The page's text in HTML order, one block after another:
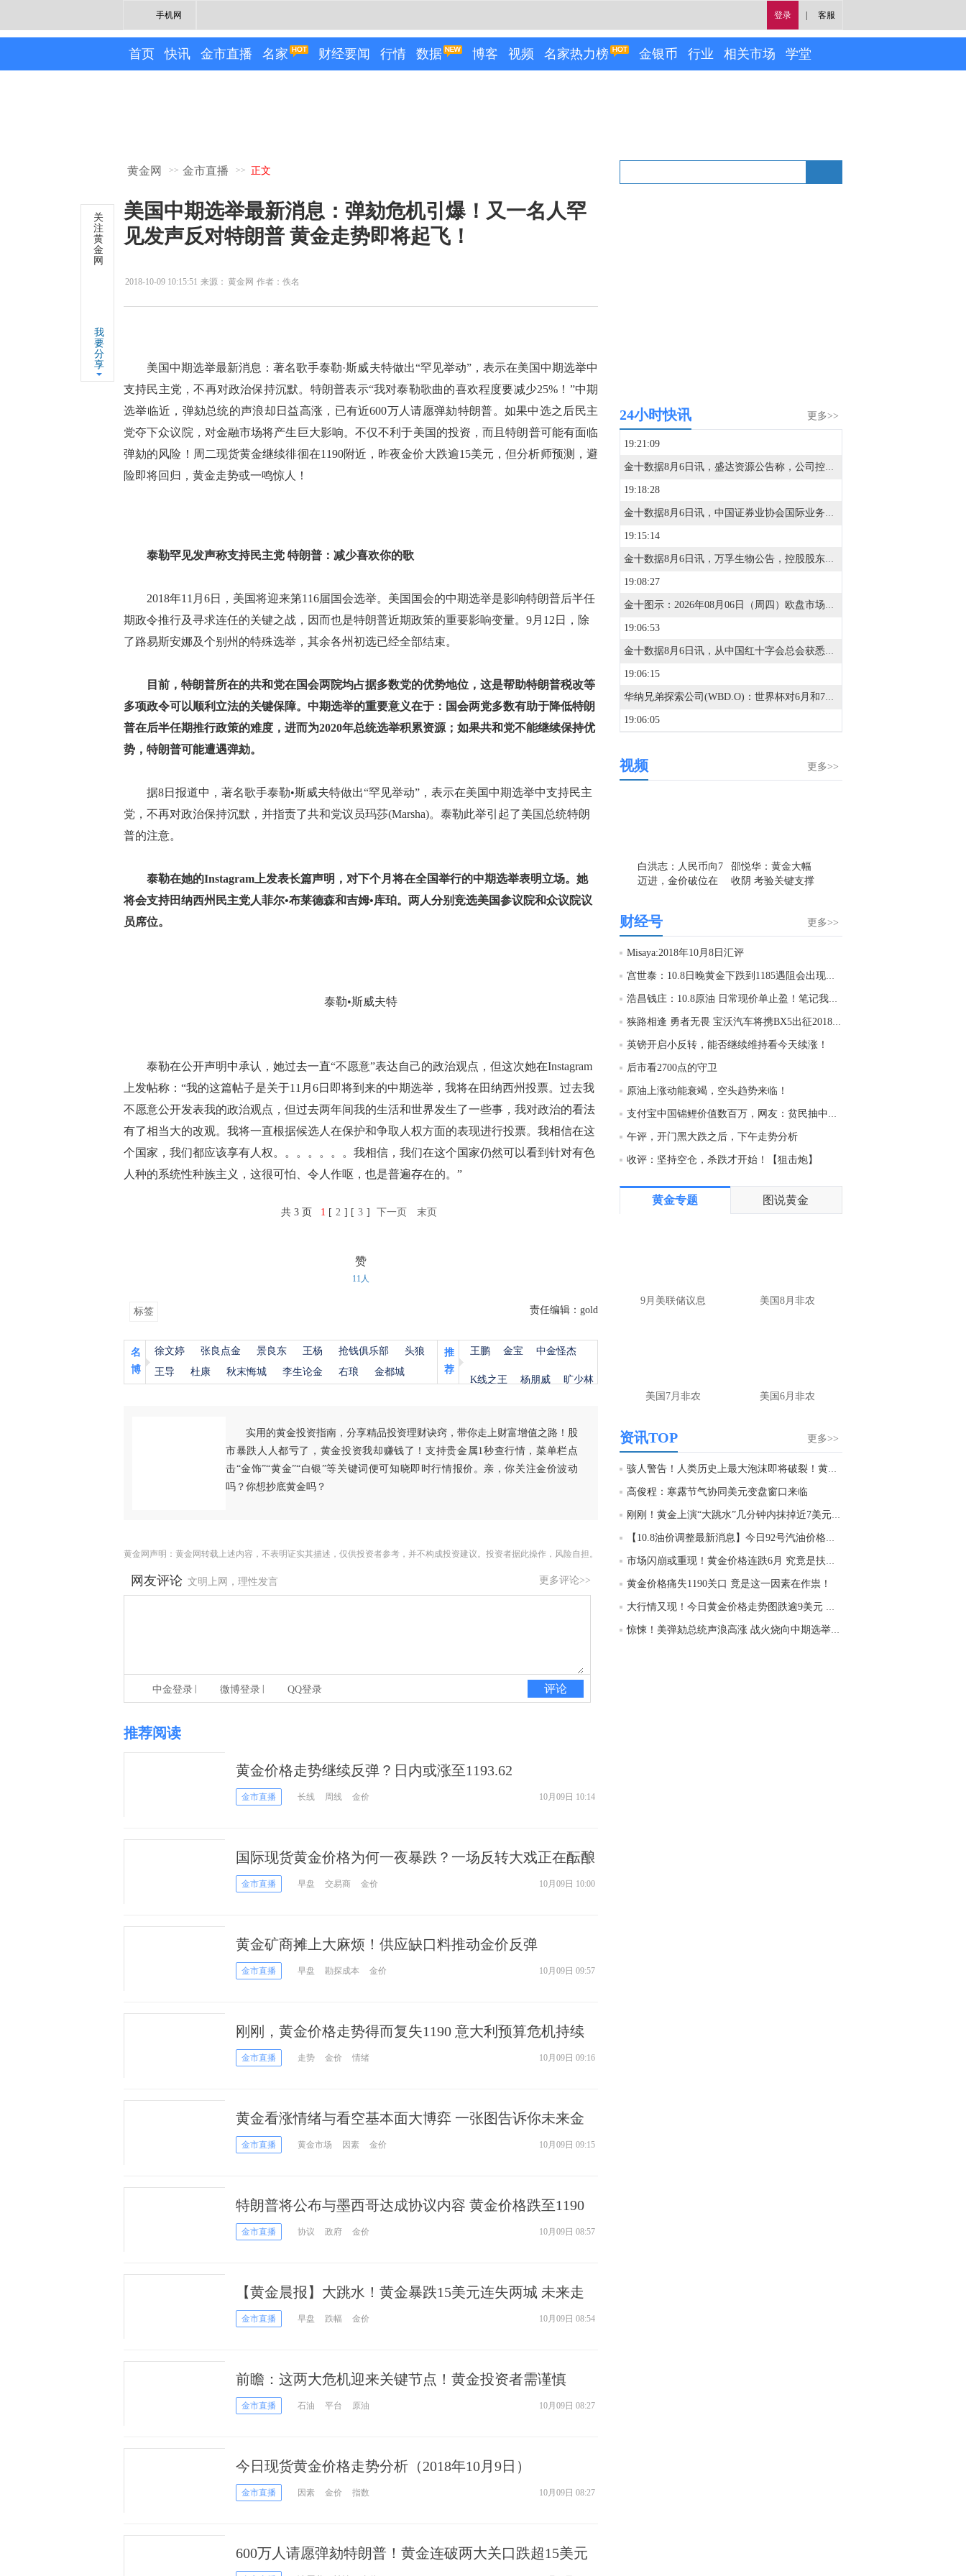
登录 客服
手机网
首页 快讯 金市直播 名家 财经要闻 行情 数据 博客 视频 名家热力榜 金银币 行业 相关市场 学堂
黄金网 >> 金市直播 >> 正文
美国中期选举最新消息：弹劾危机引爆！又一名人罕
见发声反对特朗普 黄金走势即将起飞！
2018-10-09 10:15:51 来源： 黄金网 作者：佚名
关
注
黄
金
网
我
要
分
享
美国中期选举最新消息：著名歌手泰勒·斯威夫特做出“罕见举动”，表示在美国中期选举中
支持民主党，不再对政治保持沉默。特朗普表示“我对泰勒歌曲的喜欢程度要减少25%！”中期
选举临近，弹劾总统的声浪却日益高涨，已有近600万人请愿弹劾特朗普。如果中选之后民主
党夺下众议院，对金融市场将产生巨大影响。不仅不利于美国的投资，而且特朗普可能有面临
弹劾的风险！周二现货黄金继续徘徊在1190附近，昨夜金价大跌逾15美元，但分析师预测，避
险即将回归，黄金走势或一鸣惊人！
泰勒罕见发声称支持民主党 特朗普：减少喜欢你的歌
2018年11月6日，美国将迎来第116届国会选举。美国国会的中期选举是影响特朗普后半任
期政令推行及寻求连任的关键之战，因而也是特朗普近期政策的重要影响变量。9月12日，除
了路易斯安娜及个别州的特殊选举，其余各州初选已经全部结束。
目前，特朗普所在的共和党在国会两院均占据多数党的优势地位，这是帮助特朗普税改等
多项政令可以顺利立法的关键保障。中期选举的重要意义在于：国会两党多数有助于降低特朗
普在后半任期推行政策的难度，进而为2020年总统选举积累资源；如果共和党不能继续保持优
势，特朗普可能遭遇弹劾。
据8日报道中，著名歌手泰勒•斯威夫特做出“罕见举动”，表示在美国中期选举中支持民主
党，不再对政治保持沉默，并指责了共和党议员玛莎(Marsha)。泰勒此举引起了美国总统特朗
普的注意。
泰勒在她的Instagram上发表长篇声明，对下个月将在全国举行的中期选举表明立场。她
将会支持田纳西州民主党人菲尔•布莱德森和吉姆•库珀。两人分别竞选美国参议院和众议院议
员席位。
泰勒•斯威夫特
泰勒在公开声明中承认，她过去一直“不愿意”表达自己的政治观点，但这次她在Instagram
上发帖称：“我的这篇帖子是关于11月6日即将到来的中期选举，我将在田纳西州投票。过去我
不愿意公开发表我的政治观点，但过去两年间我的生活和世界发生了一些事，我对政治的看法
有了相当大的改观。我将一直根据候选人在保护和争取人权方面的表现进行投票。我相信在这
个国家，我们都应该享有人权。。。。。。。我相信，我们在这个国家仍然可以看到针对有色
人种的系统性种族主义，这很可怕、令人作呕，也是普遍存在的。”
共 3 页 1 [ 2 ] [ 3 ] 下一页 末页
赞
11人
标签 责任编辑：gold
名
博
徐文婷 张良点金 景良东 王杨 抢钱俱乐部
头狼
王导
杜康 秋末悔城 李生论金 右琅 金都城
推
荐
王鹏 金宝 中金怪杰
K线之王 杨朋威 旷少林
实用的黄金投资指南，分享精品投资理财诀窍，带你走上财富增值之路！股
市暴跌人人都亏了，黄金投资我却赚钱了！支持贵金属1秒查行情，菜单栏点
击“金饰”“黄金”“白银”等关键词便可知晓即时行情报价。亲，你关注金价波动
吗？你想抄底黄金吗？
黄金网声明：黄金网转载上述内容，不表明证实其描述，仅供投资者参考，并不构成投资建议。投资者据此操作，风险自担。
更多评论>>
网友评论 文明上网，理性发言
评论
中金登录 微博登录 QQ登录
推荐阅读
黄金价格走势继续反弹？日内或涨至1193.62
金市直播 长线 周线 金价 10月09日 10:14
国际现货黄金价格为何一夜暴跌？一场反转大戏正在酝酿
之中！
金市直播 早盘 交易商 金价 10月09日 10:00
黄金矿商摊上大麻烦！供应缺口料推动金价反弹
金市直播 早盘 勘探成本 金价 10月09日 09:57
刚刚，黄金价格走势得而复失1190 意大利预算危机持续
大爆发！
金市直播 走势 金价 情绪 10月09日 09:16
黄金看涨情绪与看空基本面大博弈 一张图告诉你未来金
价反弹的可能性！
金市直播 黄金市场 因素 金价 10月09日 09:15
特朗普将公布与墨西哥达成协议内容 黄金价格跌至1190
关口下方
金市直播 协议 政府 金价 10月09日 08:57
【黄金晨报】大跳水！黄金暴跌15美元连失两城 未来走
势看这一关键位！
金市直播 早盘 跌幅 金价 10月09日 08:54
前瞻：这两大危机迎来关键节点！黄金投资者需谨慎
金市直播 石油 平台 原油 10月09日 08:27
今日现货黄金价格走势分析（2018年10月9日）
金市直播 因素 金价 指数 10月09日 08:27
600万人请愿弹劾特朗普！黄金连破两大关口跌超15美元
更多>>
24小时快讯
19:21:09
金十数据8月6日讯，盛达资源公告称，公司控股子公司银都矿业收到内蒙古工信厅通知，其拜仁达坝银多金属矿90万吨/年采矿技改工程项目获得核准。银都矿业拜仁达坝银多金属矿90万吨/年采矿技改工程项目建设过程中，原90万吨/年的生产能力不受影响，将继续正常开采。公司将积极推进银都矿业拜仁达坝银多金属矿90万吨/年采矿技改工程项目建设工作，力争尽快实现经济效益落地。
19:18:28
金十数据8月6日讯，中国证券业协会国际业务专业委员会主任委员（扩大）会议8月3日在北京召开。会议围绕加快建设中国特色一流投资银行和投资机构的目标要求，通报了上半年委员会推动“数据跨境”“资金跨境”等重点工作的阶段性进展；集中研讨了下半年系列重点研究方向，包括国际大型全能投行发展路径和模式借鉴、国际精品特色投行和特色服务商发展、海外投资银行国际化战略与管理模式、海外证券公司功能性发挥、国际证券经营机构监管体系、证券公司利用自贸区试点实现高质量发展等主题。下一步，委员会将在监管部门的支持和指导下，持续深入贯彻落实“推动加快建设中国特色一流投资银行与投资机构”的相关工作部署，形成高质量行业研究成果与政策建议，实现从“找出问题”到“解决问题”的转化，切实为行业解难题、办实事，推动证券行业国际化发展迈上新台阶。
19:15:14
金十数据8月6日讯，万孚生物公告，控股股东、实际控制人王继华女士此前计划在2026年7月28日起3个月内增持公司股份，拟增持金额不低于2000万元且不超过4000万元。截至本公告披露日，该增持计划已实施完成，王继华通过集中竞价方式累计增持公司股份115.6万股，占公司总股本的0.2470%，增持金额为人民币2004.41万元（不含交易费用）。增持后，王继华直接持股比例由10.59%增至10.84%，王继华、李文美夫妻合计持股比例由31.50%增至31.74%。
19:08:27
金十图示：2026年08月06日（周四）欧盘市场行情一览
19:06:53
金十数据8月6日讯，从中国红十字会总会获悉，针对黑龙江、陕西等地洪涝灾害和救灾需求，中国红十字会总会均启动四级应急响应。据悉，中国红十字会已向黑龙江受灾地区调拨赈济家庭包、冲锋衣、毛巾被、棉被等救灾物资共9000件，向陕西受灾地区调拨毛巾被、冲锋衣等救灾物资共5000件，用于支持当地受灾群众转移安置和生活保障工作。（央视新闻）
19:06:15
华纳兄弟探索公司(WBD.O)：世界杯对6月和7月国际市场的观众份额和广告支出产生了负面影响。
19:06:05
19:03:48
金十数据8月6日讯，恒瑞医药公告，公司子公司苏州盛迪亚生物医药有限公司收到国家药品监督管理局通知，注射用瑞康曲妥珠单抗第三项适应症获批上市，成为中国首个获批用于结直肠癌的抗HER2产品。本次获批适应症为用于经奥沙利铂、氟尿嘧啶和伊立替康治疗失败的HER2阳性结直肠癌成人患者。该药品已在国内获批两项适应症，目前已有11项适应症被纳入突破性治疗品种名单，相关项目累计研发投入约21.44亿元(未经审计)。
18:55:56
18:55:51
金十数据8月6日讯，据英国央行的一项分析，开发和使用人工智能的英国企业生产率正在提高，但这种增长是以牺牲就业为代价的。英国央行工作人员在博客文章中指出，与疫情前的十年相比，软件和IT咨询公司对年度生产率增长的贡献增加了十倍，在2023年至2025年期间贡献了0.1个百分点。与此同时，信息服务提供商在此期间从生产率的拖累因素转变为推动力。英国央行发现，采用人工智能的企业生产率也在不断提高，特别是在办公室行政和商业服务等行业，这些行业中的重复性任务（如安排会议或处理发票）非常适合实现自动化。然而，劳动生产率的提升在一定程度上是以就业机会减少为代价的。英国央行的另一篇博客文章指出，在过去三年中，受人工智能影响最大的职业的职位空缺减少了15%，而受影响程度中等的职业和受影响程度较低的职业的职位空缺分别减少了10%和6%。客户服务和行政岗位尤其容易受到人工智能的影响，其职位空缺降幅最为显著，减少了20%以上。
18:53:23
18:50:42
金十数据8月6日讯，据知情人士透露，德国政府正在考虑是否提名德国央行行长内格尔担任欧洲央行行长一职。由于外界猜测现任行长拉加德可能提前离任，内格尔的候选资格已成为柏林内部讨论的核心议题。鉴于内格尔是德国竞逐这一职位的主要人选，如果政府不支持他，实际上可能等同于放弃德国的竞选机会。知情人士称，德国政府官员认为内格尔当选的可能性较低，但仍认为推动其参选是一项值得尝试的策略，因为即便竞选失败，也能为德国争取其他重要职位提供筹码，例如欧洲央行首席经济学家一职。此次人事任命很可能是未来几个月欧元区各国政府面临的最重大的人事抉择，内格尔本人已表示对这一机会持开放态度。
18:48:40
更多>>
视频
白洪志：人民币向7
迈进，金价破位在
邵悦华：黄金大幅
收阴 考验关键支撑
更多>>
财经号
Misaya:2018年10月8日汇评
宫世泰：10.8日晚黄金下跌到1185遇阻会出现小反弹？
浩昌钱庄：10.8原油 日常现价单止盈！笔记我的思路！
狭路相逢 勇者无畏 宝沃汽车将携BX5出征2018中国量产车
英镑开启小反转，能否继续维持看今天续涨！
后市看2700点的守卫
原油上涨动能衰竭，空头趋势来临！
支付宝中国锦鲤价值数百万，网友：贫民抽中也享受不了！
午评，开门黑大跌之后，下午走势分析
收评：坚持空仓，杀跌才开始！【狙击炮】
黄金专题 图说黄金
9月美联储议息 美国8月非农
美国7月非农 美国6月非农
更多>>
资讯TOP
骇人警告！人类历史上最大泡沫即将破裂！黄金惨...
高俊程：寒露节气协同美元变盘窗口来临
刚刚！黄金上演“大跳水”几分钟内抹掉近7美元 ...
【10.8油价调整最新消息】今日92号汽油价格多少...
市场闪崩或重现！黄金价格连跌6月 究竟是扶不起...
黄金价格痛失1190关口 竟是这一因素在作祟！
大行情又现！今日黄金价格走势图跌逾9美元 美联...
惊悚！美弹劾总统声浪高涨 战火烧向中期选举金...